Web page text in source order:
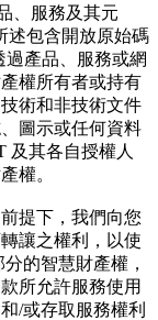
、服務及其元
述包含開放原始碼
產品、服務或網
權所有者或持有
術和非技術文件
圖示或任何資料
及其各自授權人
權。
提下，我們向您
讓之權利，以使
的智慧財產權，
所允許服務使用
/或存取服務權利